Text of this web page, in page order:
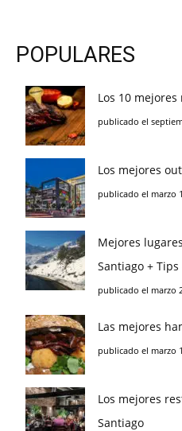
POPULARES
Los 10
publicado el
Los mejores
publicado el marzo
Mejores
Santiago + Tips
publicado el marzo
Las mejores
publicado el marzo
Los mejores
Santiago